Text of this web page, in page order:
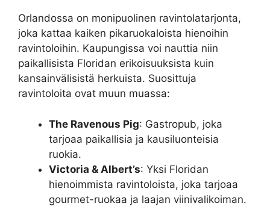
Orlandossa on monipuolinen ravintolatarjonta,
joka kattaa kaiken pikaruokaloista hienoihin
ravintoloihin. Kaupungissa voi nauttia niin
paikallisista Floridan erikoisuuksista kuin
kansainvälisistä herkuista. Suosittuja
ravintoloita ovat muun muassa:
The Ravenous Pig: Gastropub, joka
tarjoaa paikallisia ja kausiluonteisia
ruokia.
Victoria & Albert’s: Yksi Floridan
hienoimmista ravintoloista, joka tarjoaa
gourmet-ruokaa ja laajan viinivalikoiman.